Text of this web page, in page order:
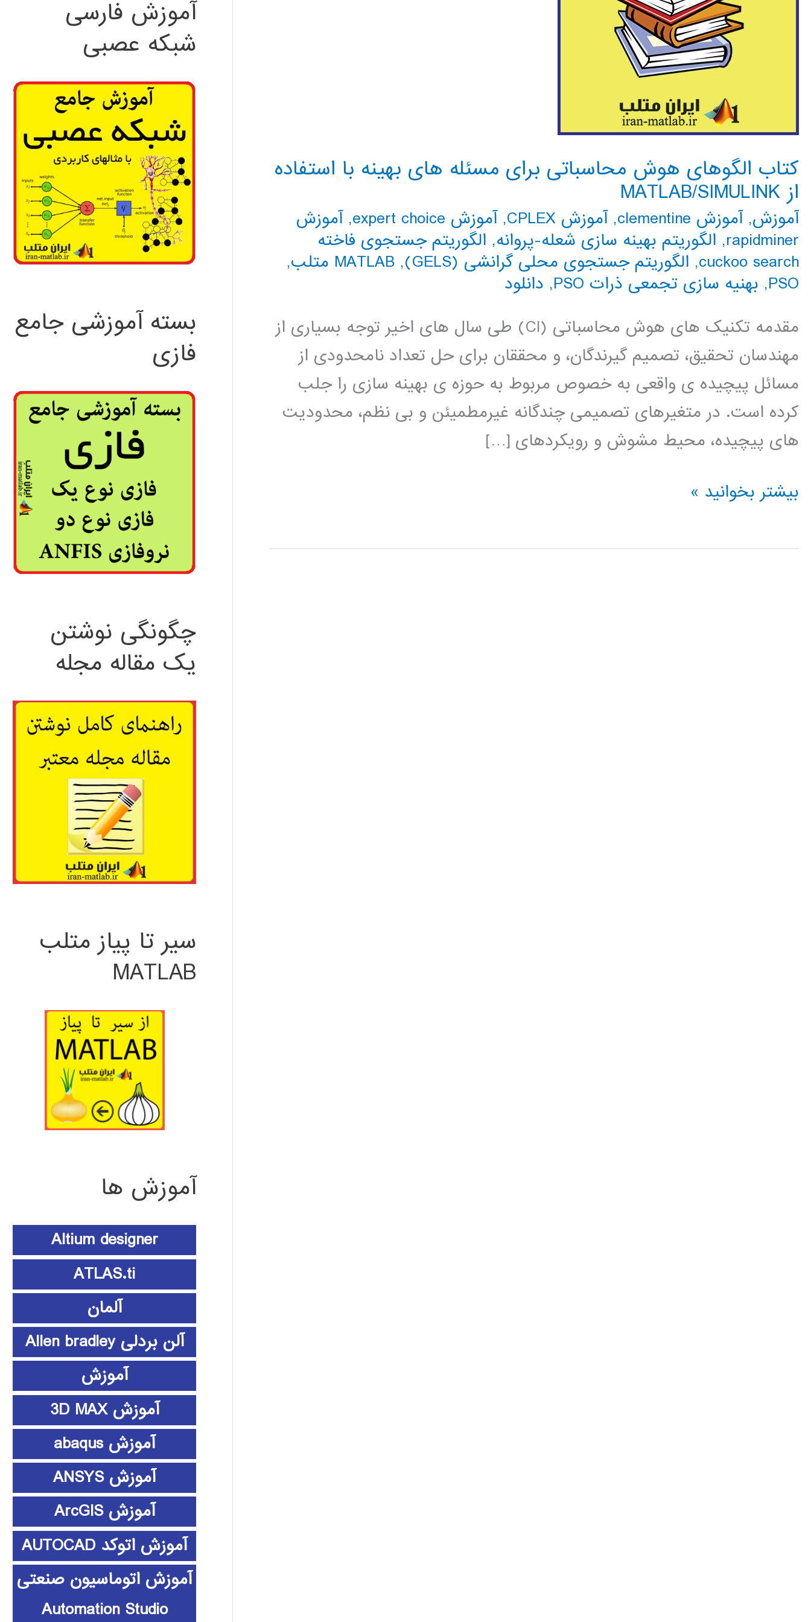
کتاب الگوهای هوش محاسباتی برای مسئله های بهینه با استفاده
از MATLAB/SIMULINK
آموزش,آموزش clementine ,آموزش CPLEX ,آموزش expert choice ,آموزش
rapidminer
, الگوریتم بهینه سازی شعله-پروانه, الگوریتم جستجوی فاخته
cuckoo search
, الگوریتم جستجوی محلی گرانشی (GELS) , MATLAB متلب
,
PSO
, بهنیه سازی تجمعی ذرات PSO , دانلود
مقدمه تکنیک های هوش محاسباتی (CI) طی سال های اخیر توجه بسیاری از
مهندسان تحقیق، تصمیم گیرندگان، و محققان برای حل تعداد نامحدودی از
مسائل پیچیده ی واقعی به خصوص مربوط به حوزه ی بهینه سازی را جلب
کرده است. در متغیرهای تصمیمی چندگانه غیرمطمیئن و بی نظم، محدودیت
های پیچیده، محیط مشوش و رویکردهای […]
کتاب
هوش
بیشتر بخوانید »
آموزش فارسی
شبکه عصبی
بسته آموزشی جامع
فازی
چگونگی نوشتن
یک مقاله مجله
سیر تا پیاز متلب
MATLAB
آموزش ها
Altium designer
ATLAS.ti
آلمان
آلن بردلی Allen bradley
آموزش
آموزش 3D MAX
آموزش abaqus
آموزش ANSYS
آموزش ArcGIS
آموزش اتوکد AUTOCAD
آموزش اتوماسیون صنعتی
Automation Studio